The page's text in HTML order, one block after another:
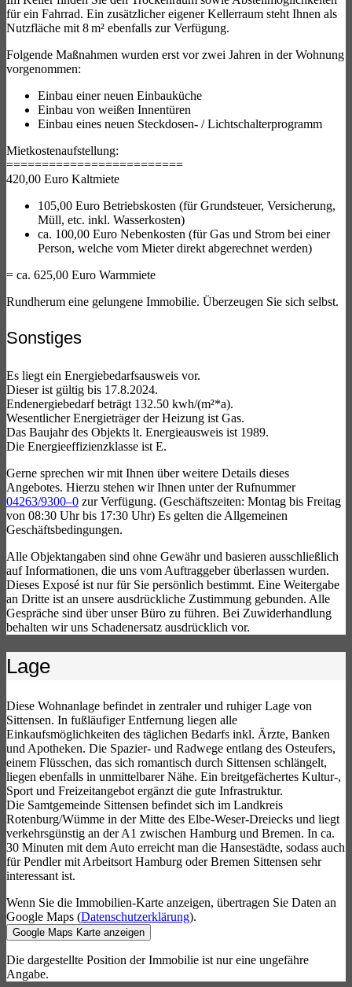
für ein Fahrrad. Ein zusätzlicher eigener Kellerraum steht Ihnen als
Nutzfläche mit 8 m² ebenfalls zur Verfügung.
Folgende Maßnahmen wurden erst vor zwei Jahren in der Wohnung
vorgenommen:
Einbau einer neuen Einbauküche
Einbau von weißen Innentüren
Einbau eines neuen Steckdosen- / Lichtschalterprogramm
Mietkostenaufstellung:
=========================
420,00 Euro Kaltmiete
105,00 Euro Betriebskosten (für Grundsteuer, Versicherung,
Müll, etc. inkl. Wasserkosten)
ca. 100,00 Euro Nebenkosten (für Gas und Strom bei einer
Person, welche vom Mieter direkt abgerechnet werden)
= ca. 625,00 Euro Warmmiete
Rundherum eine gelungene Immobilie. Überzeugen Sie sich selbst.
Sonstiges
Es liegt ein Energiebedarfsausweis vor.
Dieser ist gültig bis 17.8.2024.
Endenergiebedarf beträgt 132.50 kwh/(m²*a).
Wesentlicher Energieträger der Heizung ist Gas.
Das Baujahr des Objekts lt. Energieausweis ist 1989.
Die Energieeffizienzklasse ist E.
Gerne sprechen wir mit Ihnen über weitere Details dieses
Angebotes. Hierzu stehen wir Ihnen unter der Rufnummer
04263/9300–0 zur Verfügung. (Geschäftszeiten: Montag bis Freitag
von 08:30 Uhr bis 17:30 Uhr) Es gelten die Allgemeinen
Geschäftsbedingungen.
Alle Objektangaben sind ohne Gewähr und basieren ausschließlich
auf Informationen, die uns vom Auftraggeber überlassen wurden.
Dieses Exposé ist nur für Sie persönlich bestimmt. Eine Weitergabe
an Dritte ist an unsere ausdrückliche Zustimmung gebunden. Alle
Gespräche sind über unser Büro zu führen. Bei Zuwiderhandlung
behalten wir uns Schadenersatz ausdrücklich vor.
Lage
Diese Wohnanlage befindet in zentraler und ruhiger Lage von
Sittensen. In fußläufiger Entfernung liegen alle
Einkaufsmöglichkeiten des täglichen Bedarfs inkl. Ärzte, Banken
und Apotheken. Die Spazier- und Radwege entlang des Osteufers,
einem Flüsschen, das sich romantisch durch Sittensen schlängelt,
liegen ebenfalls in unmittelbarer Nähe. Ein breitgefächertes Kultur-,
Sport und Freizeitangebot ergänzt die gute Infrastruktur.
Die Samtgemeinde Sittensen befindet sich im Landkreis
Rotenburg/Wümme in der Mitte des Elbe-Weser-Dreiecks und liegt
verkehrsgünstig an der A1 zwischen Hamburg und Bremen. In ca.
30 Minuten mit dem Auto erreicht man die Hansestädte, sodass auch
für Pendler mit Arbeitsort Hamburg oder Bremen Sittensen sehr
interessant ist.
Wenn Sie die Immobilien-Karte anzeigen, übertragen Sie Daten an
Google Maps (Datenschutzerklärung).
Google Maps Karte anzeigen
Die dargestellte Position der Immobilie ist nur eine ungefähre
Angabe.